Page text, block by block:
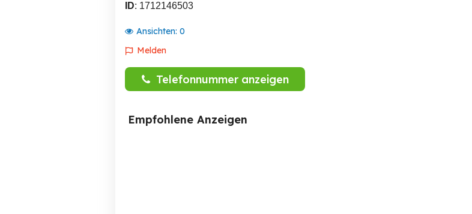
ID: 1712146503
Ansichten: 0
Melden
Telefonnummer anzeigen
Empfohlene Anzeigen